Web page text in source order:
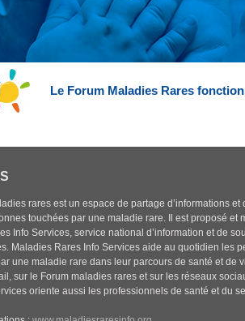
Le Forum Maladies Rares
rares est un espace de partage d’informations et
touchées par une maladie rare. Il est proposé et
Info Services, service national d’information et de
Maladies Rares Info Services aide au quotidien les
une maladie rare dans leur parcours de santé et de
sur le Forum maladies rares et sur les réseaux
oriente aussi les professionnels de santé et du